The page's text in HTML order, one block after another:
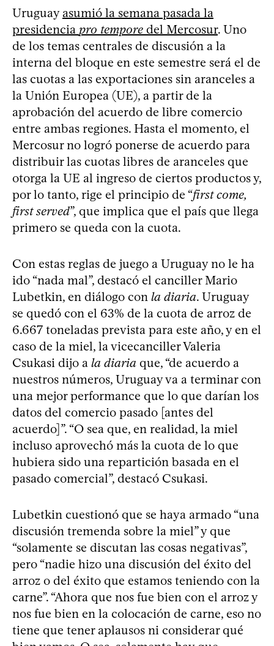
Uruguay asumió la semana pasada la
presidencia pro tempore del Mercosur. Uno
de los temas centrales de discusión a la
interna del bloque en este semestre será el de
las cuotas a las exportaciones sin aranceles a
la Unión Europea (UE), a partir de la
aprobación del acuerdo de libre comercio
entre ambas regiones. Hasta el momento, el
Mercosur no logró ponerse de acuerdo para
distribuir las cuotas libres de aranceles que
otorga la UE al ingreso de ciertos productos y,
por lo tanto, rige el principio de “first come,
first served”, que implica que el país que llega
primero se queda con la cuota.
Con estas reglas de juego a Uruguay no le ha
ido “nada mal”, destacó el canciller Mario
Lubetkin, en diálogo con la diaria. Uruguay
se quedó con el 63% de la cuota de arroz de
6.667 toneladas prevista para este año, y en el
caso de la miel, la vicecanciller Valeria
Csukasi dijo a la diaria que, “de acuerdo a
nuestros números, Uruguay va a terminar con
una mejor performance que lo que darían los
datos del comercio pasado [antes del
acuerdo]”. “O sea que, en realidad, la miel
incluso aprovechó más la cuota de lo que
hubiera sido una repartición basada en el
pasado comercial”, destacó Csukasi.
Lubetkin cuestionó que se haya armado “una
discusión tremenda sobre la miel” y que
“solamente se discutan las cosas negativas”,
pero “nadie hizo una discusión del éxito del
arroz o del éxito que estamos teniendo con la
carne”. “Ahora que nos fue bien con el arroz y
nos fue bien en la colocación de carne, eso no
tiene que tener aplausos ni considerar qué